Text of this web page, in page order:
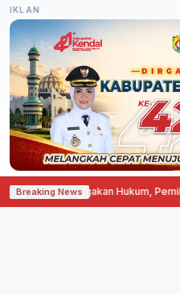
IKLAN
Breaking News
Penegakan Hukum,